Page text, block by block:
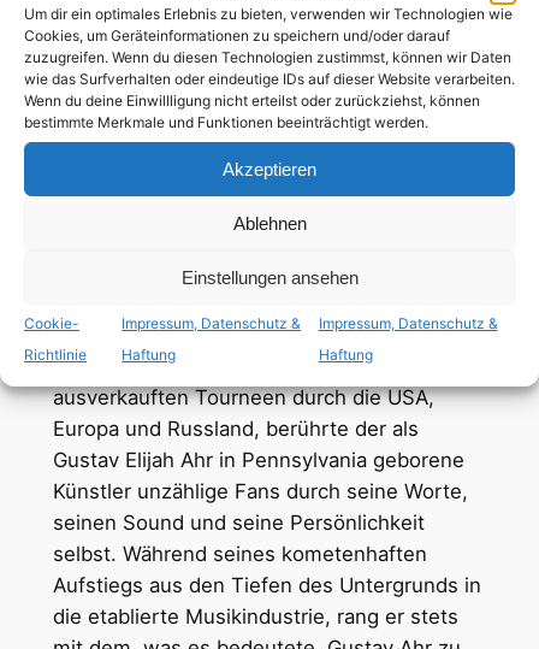
Um dir ein optimales Erlebnis zu bieten, verwenden wir Technologien wie
Cookies, um Geräteinformationen zu speichern und/oder darauf
zuzugreifen. Wenn du diesen Technologien zustimmst, können wir Daten
wie das Surfverhalten oder eindeutige IDs auf dieser Website verarbeiten.
Wenn du deine Einwillligung nicht erteilst oder zurückziehst, können
bestimmte Merkmale und Funktionen beeinträchtigt werden.
Akzeptieren
Ablehnen
Einstellungen ansehen
Cookie-
Richtlinie
Impressum, Datenschutz &
Haftung
Impressum, Datenschutz &
Haftung
bisexuelle Hauptrolle
Der US-Rapper, Lil Peep schuf eine
einzigartige Mischung aus Punk, Emo und
Trap, mit dem er ein neues, innovatives
Überdosis Tabletten und Drogen starb. Von
seinem Leben in Los Angeles, über
Studioaufenthalte in London bis hin zu
ausverkauften Tourneen durch die USA,
Europa und Russland, berührte der als
Gustav Elijah Ahr in Pennsylvania geborene
Künstler unzählige Fans durch seine Worte,
seinen Sound und seine Persönlichkeit
selbst. Während seines kometenhaften
Aufstiegs aus den Tiefen des Untergrunds in
die etablierte Musikindustrie, rang er stets